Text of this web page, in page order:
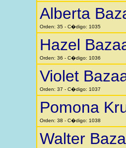
Alberta
Orden: 35 - C�digo: 1035
Hazel
Orden: 36 - C�digo: 1036
Violet
Orden: 37 - C�digo: 1037
Pomona
Orden: 38 - C�digo: 1038
Walter